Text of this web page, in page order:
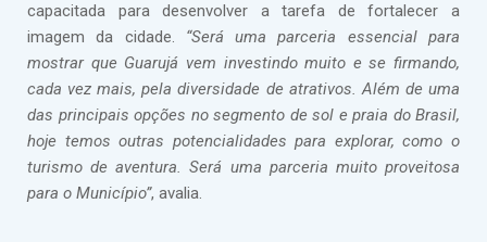
capacitada para desenvolver a tarefa de fortalecer a
imagem da cidade. “Será uma parceria essencial para
mostrar que Guarujá vem investindo muito e se firmando,
cada vez mais, pela diversidade de atrativos. Além de uma
das principais opções no segmento de sol e praia do Brasil,
hoje temos outras potencialidades para explorar, como o
turismo de aventura. Será uma parceria muito proveitosa
para o Município”, avalia.